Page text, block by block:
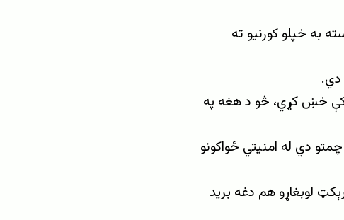
به خپلو کورنیو ته
دي.
کې خښ کړي، څو د هغه په
دي له امنیتي ځواکونو
لوبغاړو هم دغه برید